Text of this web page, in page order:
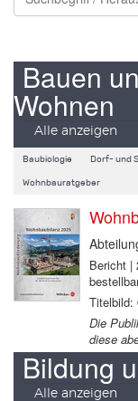
Bauen
Wohnen
Alle anzeigen
Baubiologie Dorf- und
Wohnbauratgeber
Bericht |
Titelbild:
Die
diese
Bildung
Alle anzeigen